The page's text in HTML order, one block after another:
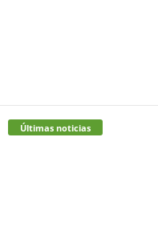
Últimas noticias